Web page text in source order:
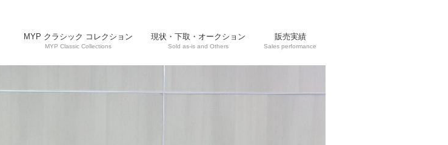
MYP クラシック コレクション
MYP Classic Collections
現状・下取・オークション
Sold as-is and Others
販売実績
Sales performance